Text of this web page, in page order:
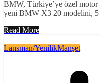
BMW, Türkiye’ye özel
yeni BMW X3 20 modelini,
Read More
Lansman/YenilikManşet